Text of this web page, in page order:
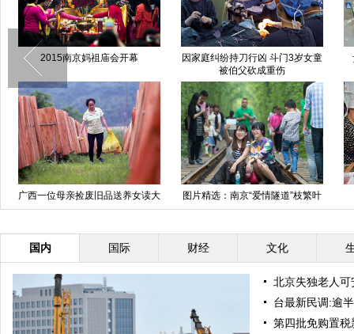
2015南京妈祖庙会开幕
因家庭纠纷持刀行凶 斗门3岁女童
被伯父砍成重伤
广西一位母亲捡废旧品送养女读大
学
图片精选：南京“爱情隧道”枝繁叶
茂引游客
国内 国际 财经 文化
北京失独老人
台最新民调:逾
第四批免购置